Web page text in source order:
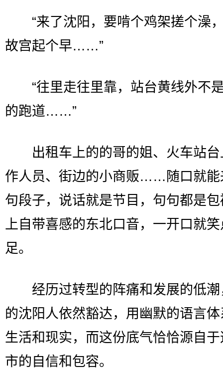
“来了沈阳，要啃个鸡架搓个澡
故宫起个早……”
“往里走往里靠，站台黄线外不
的跑道……”
出租车上的的哥的姐、火车站台
作人员、街边的小商贩……随口就能
句段子，说话就是节目，句句都是
上自带喜感的东北口音，一开口就
足。
经历过转型的阵痛和发展的低潮
的沈阳人依然豁达，用幽默的语言
生活和现实，而这份底气恰恰源自
市的自信和包容。